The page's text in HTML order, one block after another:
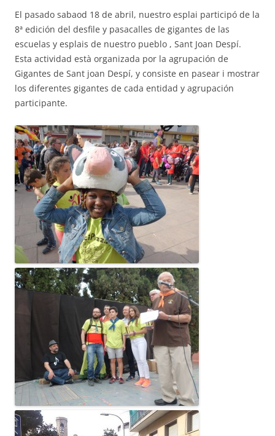
El pasado sabaod 18 de abril, nuestro esplai participó de la
8ª edición del desfile y pasacalles de gigantes de las
escuelas y esplais de nuestro pueblo , Sant Joan Despí.
Esta actividad està organizada por la agrupación de
Gigantes de Sant joan Despí, y consiste en pasear i mostrar
los diferentes gigantes de cada entidad y agrupación
participante.
CASES DE COLÒNIES
ACCIÓ SOCIAL I JOVES
ESPLAIS
SUPORT TERCER SECTOR
CONEIX FUNDESPLAI
La Fundació
Missió i valors
Els comptes clars